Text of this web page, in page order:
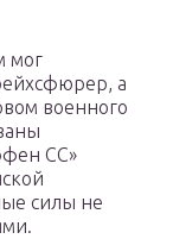
мог
а
военного
СС»
силы не